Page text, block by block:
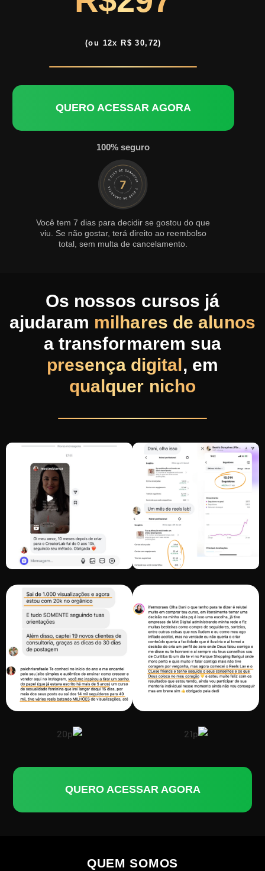
(ou 12x R$ 30,72)
QUERO ACESSAR AGORA
100% seguro
Você tem 7 dias para decidir se gostou do que
viu. Se não gostar, terá direito ao reembolso
total, sem multa de cancelamento.
Os nossos cursos já
ajudaram milhares de alunos
a transformarem sua
presença digital , em
qualquer nicho
QUERO ACESSAR AGORA
QUEM SOMOS